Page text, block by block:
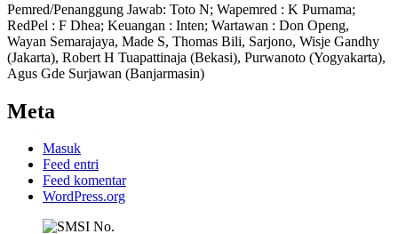
Pemred/Penanggung Jawab: Toto N; Wapemred : K Purnama;
RedPel : F Dhea; Keuangan : Inten; Wartawan : Don Openg,
Wayan Semarajaya, Made S, Thomas Bili, Sarjono, Wisje Gandhy
(Jakarta), Robert H Tuapattinaja (Bekasi), Purwanoto (Yogyakarta),
Agus Gde Surjawan (Banjarmasin)
Meta
Masuk
Feed entri
Feed komentar
WordPress.org